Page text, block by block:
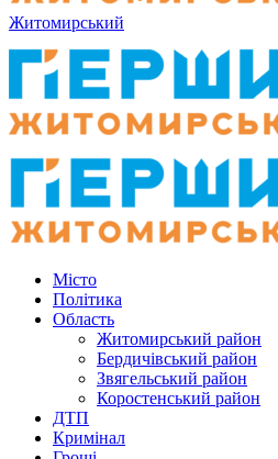
Житомирський
Місто
Політика
Область
Житомирський район
Бердичівський район
Звягельський район
Коростенський район
ДТП
Кримінал